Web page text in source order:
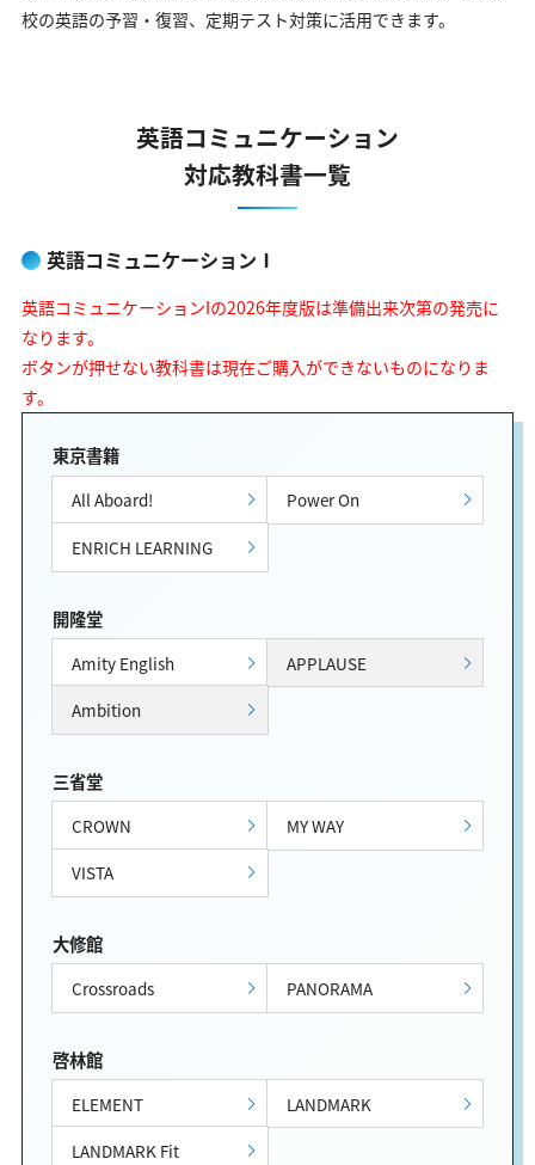
校の英語の予習・復習、定期テスト対策に活用できます。
英語コミュニケーション
対応教科書一覧
英語コミュニケーションⅠ
英語コミュニケーションIの2026年度版は準備出来次第の発売に
なります。
ボタンが押せない教科書は現在ご購入ができないものになりま
す。
東京書籍
All Aboard!
Power On
ENRICH LEARNING
開隆堂
Amity English
APPLAUSE
Ambition
三省堂
CROWN
MY WAY
VISTA
大修館
Crossroads PANORAMA
啓林館
ELEMENT
LANDMARK
LANDMARK Fit